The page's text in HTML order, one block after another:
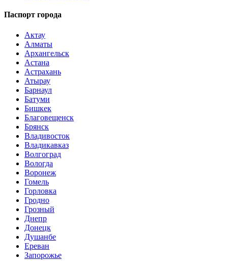
Паспорт города
Актау
Алматы
Архангельск
Астана
Астрахань
Атырау
Барнаул
Батуми
Бишкек
Благовещенск
Брянск
Владивосток
Владикавказ
Волгоград
Вологда
Воронеж
Гомель
Горловка
Гродно
Грозный
Днепр
Донецк
Душанбе
Ереван
Запорожье